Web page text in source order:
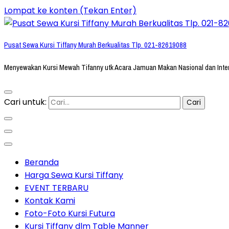
Lompat ke konten (Tekan Enter)
Pusat Sewa Kursi Tiffany Murah Berkualitas Tlp. 021-82619088
Menyewakan Kursi Mewah Tifanny utk Acara Jamuan Makan Nasional dan
Cari untuk:
Beranda
Harga Sewa Kursi Tiffany
EVENT TERBARU
Kontak Kami
Foto-Foto Kursi Futura
Kursi Tiffany dlm Table Manner